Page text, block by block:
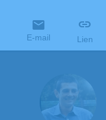
E-mail Lien